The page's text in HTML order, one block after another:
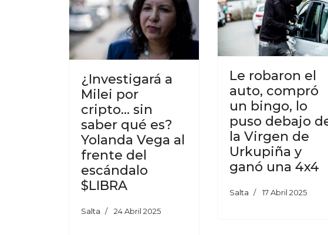
¿Investigará a
Milei por
cripto… sin
saber qué es?
Yolanda Vega al
frente del
escándalo
$LIBRA
Salta 24 Abril 2025
Le robaron el
auto, compró
un bingo, lo
puso debajo
la Virgen de
Urkupiña y
ganó una 4x4
Salta 17 Abril 2025